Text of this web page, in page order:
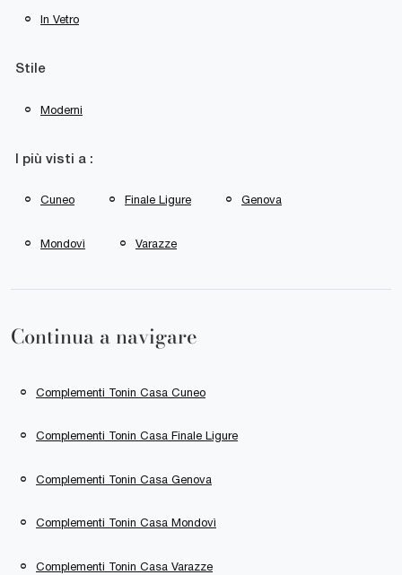
In Vetro
Stile
Moderni
I più visti a :
Cuneo Finale Ligure Genova
Mondovì Varazze
Continua a navigare
Complementi Tonin Casa Cuneo
Complementi Tonin Casa Finale Ligure
Complementi Tonin Casa Genova
Complementi Tonin Casa Mondovì
Complementi Tonin Casa Varazze